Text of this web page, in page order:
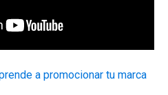
a promocionar tu marca